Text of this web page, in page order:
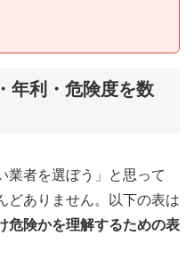
年利・危険度を数
業者を選ぼう」と思って
どありません。以下の表は
危険かを理解するための表